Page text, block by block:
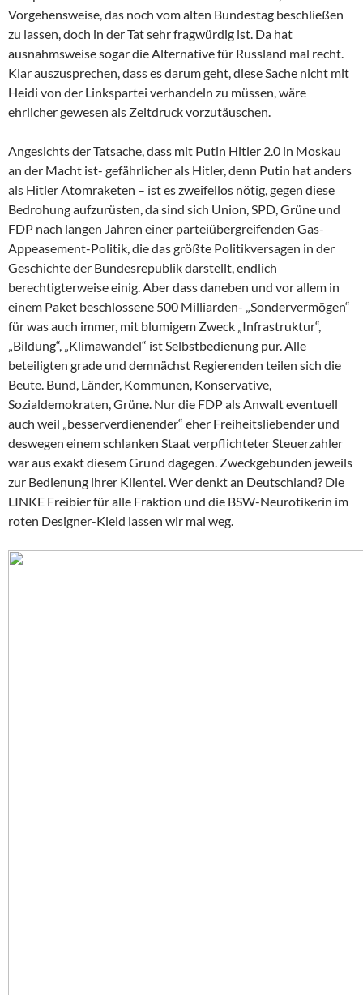
Vorgehensweise, das noch vom alten Bundestag beschließen
zu lassen, doch in der Tat sehr fragwürdig ist. Da hat
ausnahmsweise sogar die Alternative für Russland mal recht.
Klar auszusprechen, dass es darum geht, diese Sache nicht mit
Heidi von der Linkspartei verhandeln zu müssen, wäre
ehrlicher gewesen als Zeitdruck vorzutäuschen.
Angesichts der Tatsache, dass mit Putin Hitler 2.0 in Moskau
an der Macht ist- gefährlicher als Hitler, denn Putin hat anders
als Hitler Atomraketen – ist es zweifellos nötig, gegen diese
Bedrohung aufzurüsten, da sind sich Union, SPD, Grüne und
FDP nach langen Jahren einer parteiübergreifenden Gas-
Appeasement-Politik, die das größte Politikversagen in der
Geschichte der Bundesrepublik darstellt, endlich
berechtigterweise einig. Aber dass daneben und vor allem in
einem Paket beschlossene 500 Milliarden- „Sondervermögen“
für was auch immer, mit blumigem Zweck „Infrastruktur“,
„Bildung“, „Klimawandel“ ist Selbstbedienung pur. Alle
beteiligten grade und demnächst Regierenden teilen sich die
Beute. Bund, Länder, Kommunen, Konservative,
Sozialdemokraten, Grüne. Nur die FDP als Anwalt eventuell
auch weil „besserverdienender“ eher Freiheitsliebender und
deswegen einem schlanken Staat verpflichteter Steuerzahler
war aus exakt diesem Grund dagegen. Zweckgebunden jeweils
zur Bedienung ihrer Klientel. Wer denkt an Deutschland? Die
LINKE Freibier für alle Fraktion und die BSW-Neurotikerin im
roten Designer-Kleid lassen wir mal weg.